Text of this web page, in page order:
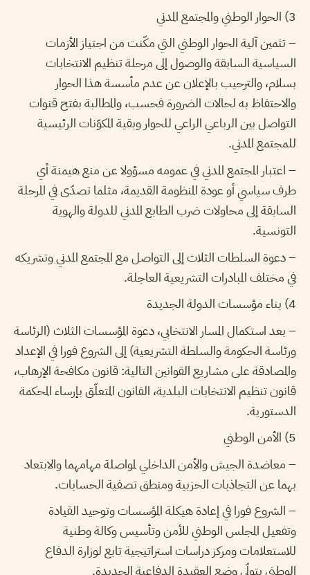
3) الحوار الوطني والمجتمع المدني
– تثمين آلية الحوار الوطني التي مكّنت من اجتياز الأزمات
السياسية السابقة والوصول إلى مرحلة تنظيم الانتخابات
بسلام، والترحيب بالإعلان عن عدم مأسسة هذا الحوار
والاحتفاظ به لحالات الضرورة فحسب، والمطالبة بفتح قنوات
التواصل بين الرباعي الراعي للحوار وبقية المكوّنات الرئيسية
للمجتمع المدني.
– اعتبار المجتمع المدني في عمومه مسؤولا عن منع هيمنة أي
طرف سياسي أو عودة المنظومة القديمة، مثلما تصدّى في المرحلة
السابقة إلى محاولات ضرب الطابع المدني للدولة والهوية
التونسية.
– دعوة السلطات الثلاث إلى التواصل مع المجتمع المدني وتشريكه
في مختلف المبادرات التشريعية العاجلة.
4) بناء مؤسسات الدولة الجديدة
– بعد استكمال المسار الانتخابي، دعوة المؤسسات الثلاث (الرئاسة
ورئاسة الحكومة والسلطة التشريعية) إلى الشروع فورا في الإعداد
والمصادقة على مشاريع القوانين التالية: قانون مكافحة الإرهاب،
قانون تنظيم الانتخابات البلدية، القانون المتعلّق بإرساء المحكمة
الدستورية.
5) الأمن الوطني
– معاضدة الجيش والأمن الداخلي لمواصلة مهامهما والابتعاد
بهما عن التجاذبات الحزبية ومنطق تصفية الحسابات.
– الشروع فورا في إعادة هيكلة المؤسسات وتوحيد القيادة
وتفعيل المجلس الوطني للأمن وتأسيس وكالة وطنية
للاستعلامات ومركز دراسات استراتيجية تابع لوزارة الدفاع
الوطني يتولّى وضع العقيدة الدفاعية الجديدة.